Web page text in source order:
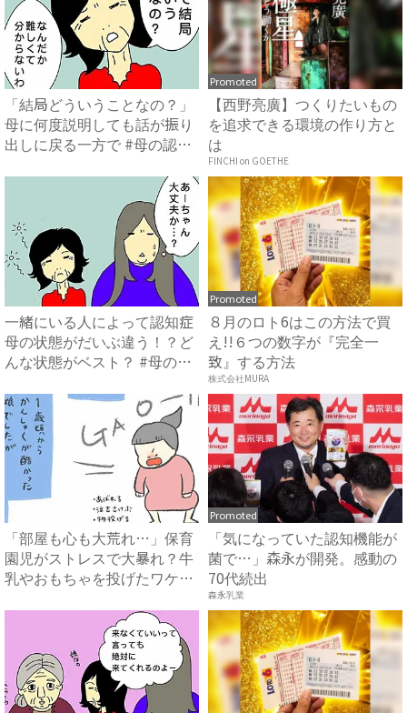
「結局どういうことなの？」
母に何度説明しても話が振り
出しに戻る一方で #母の認
Promoted
【西野亮廣】つくりたいもの
を追求できる環境の作り方と
は
FINCHI on GOETHE
一緒にいる人によって認知症
母の状態がだいぶ違う！？ど
んな状態がベスト？ #母の
Promoted
８月のロト6はこの方法で買
え!!６つの数字が『完全一
致』する方法
株式会社MURA
「部屋も心も大荒れ…」保育
園児がストレスで大暴れ？牛
乳やおもちゃを投げたワケ
Promoted
「気になっていた認知機能が
菌で…」森永が開発。感動の
70代続出
森永乳業